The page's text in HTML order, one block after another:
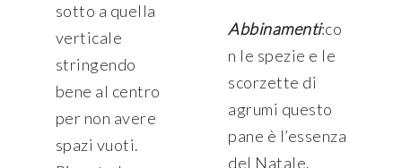
sotto a quella
verticale
stringendo
bene al centro
per non avere
spazi vuoti.
Abbinamenti:co
n le spezie e le
scorzette di
agrumi questo
pane è l’essenza
del Natale.